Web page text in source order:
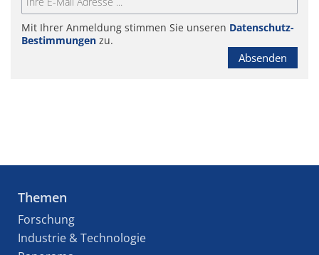
Mit Ihrer Anmeldung stimmen Sie unseren Datenschutz-
Bestimmungen zu.
Absenden
Themen
Forschung
Industrie & Technologie